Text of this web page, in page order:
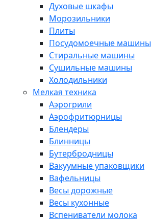
Духовые шкафы
Морозильники
Плиты
Посудомоечные машины
Стиральные машины
Сушильные машины
Холодильники
Мелкая техника
Аэрогрили
Аэрофритюрницы
Блендеры
Блинницы
Бутербродницы
Вакуумные упаковщики
Вафельницы
Весы дорожные
Весы кухонные
Вспениватели молока